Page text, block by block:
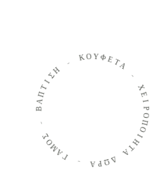
Γ
Α
Μ
Ο
Β
Α
Π
Τ
Ι
Σ Η
- ΚΟΥΦΕΤ Α
-
Χ
Ε
Ρ
Ο
Π
Ο
Ι
Η
Τ
Α
Δ
Ω
Ρ
Α
-